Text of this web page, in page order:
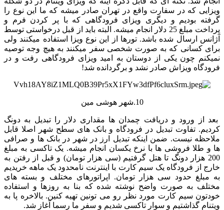
ویزایی که در سفارت واقع در تهران صادر میشه که ما این نوع را
گرفته بودیم و دیگری ویزای فرودگاهی که با پر کردن فرم و
پرداخت مبلغ 25 دلار انجام میشه. البته باید از قبل درخواستی توسط
آژانس ارسال شده باشد. تورها از این نوع ویزا استفاده میکنند ولی
برای کسانی که به صورت شخصی سفر میکنند به هیچ وجه توصیه
نمیکنم چون یکی از دوستان به امید ویزای فرودگاهی رفت و در
فرودگاه ویزاش صادر نشد و برگردانده شد!
10.شهر هوشی مین
بعد از ورود و دریافت چمدان ها مقداری دلار را تبدیل به دونگ
کردیم. تفاوت تبدیل در فرودگاه و بانک های سطح شهر اصلا قابل
ملاحظه نیست. ضمن اینکه تبدیل ارز در شهر در بانک ها و صرافی
ها و طلا فروشی ها با نرخ یکسان انجام میشه. یک تاکسی به مبلغ
200 هزار دونگ تا هتل گرفتیم (سی هزار تومان) و قبل از رفتن به
خارج از فرودگاه یک سیم کارت با اینترنت نامحدود یک ماهه خریدیم
به مبلغ حدود سی هزار تومان. اپراتورهای مختلف و بسته های
مختلف به صورت واضح نوشته شده که بنا به روزها و استفاده
خودتون سیم کارت مورد نظر رو می تونین تهیه کنین. بالاخره پا به
ویتنام گذاشتیم و سوار تاکسی شدیم و سفر ما رسما آغاز شد.